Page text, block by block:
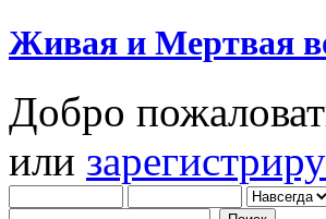
Живая и Мертвая
Добро
или